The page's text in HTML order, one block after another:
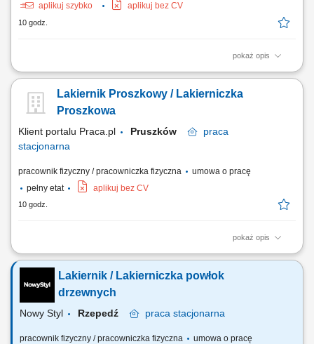
aplikuj szybko
aplikuj bez CV
10 godz.
pokaż opis
Zakres obowiązków: Lakierowanie konstrukcji stalowych z
Przygotowywanie powierzchni do malowania poprzez czyszczenie,
szlifowanie, odtłuszczanie i maskowanie. Przygotowywanie oraz
Lakiernik Proszkowy / Lakierniczka
Proszkowa
Klient portalu Praca.pl Pruszków
praca
stacjonarna
pracownik fizyczny / pracowniczka fizyczna
umowa o pracę
pełny etat
aplikuj bez CV
10 godz.
pokaż opis
Malowanie proszkowe elementów stalowych i aluminiowych;
Przygotowanie, transport i kontrola detali przed i po lakierowaniu;
Kontrola jakości powłoki (wizualna oraz pomiar grubości) Obsługa,
konserwacja i dbanie o stan urządzeń lakierniczych; Utrzymywanie
czystości na stanowisku oraz...
Lakiernik / Lakierniczka powłok
drzewnych
Nowy Styl Rzepedź praca stacjonarna
pracownik fizyczny / pracowniczka fizyczna
umowa o pracę